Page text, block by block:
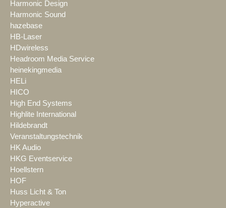
Harmonic Design
Harmonic Sound
hazebase
HB-Laser
HDwireless
Headroom Media Service
heinekingmedia
HELi
HICO
High End Systems
Highlite International
Hildebrandt
Veranstaltungstechnik
HK Audio
HKG Eventservice
Hoellstern
HOF
Huss Licht & Ton
Hyperactive